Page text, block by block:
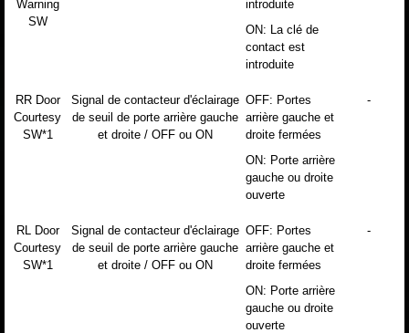
Warning
SW
introduite
ON: La clé de
contact est
introduite
RR Door
Courtesy
SW*1
Signal de contacteur d'éclairage
de seuil de porte arrière gauche
et droite / OFF ou ON
OFF: Portes
arrière gauche et
droite fermées
ON: Porte arrière
gauche ou droite
ouverte
-
RL Door
Courtesy
SW*1
Signal de contacteur d'éclairage
de seuil de porte arrière gauche
et droite / OFF ou ON
OFF: Portes
arrière gauche et
droite fermées
ON: Porte arrière
gauche ou droite
ouverte
-